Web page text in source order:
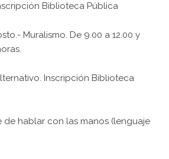
Biblioteca Pública
Muralismo. De 9.00 a 12.00 y
Inscripción Biblioteca
de hablar con las manos (lenguaje